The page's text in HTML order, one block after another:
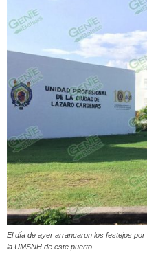
El día de ayer arrancaron los festejos
la UMSNH de este puerto.